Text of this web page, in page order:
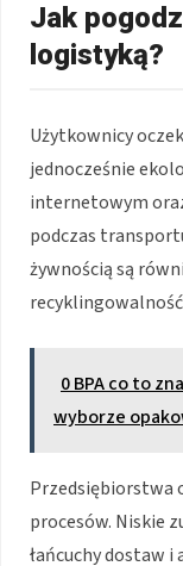
Jak
logistyką?
Użytkownicy
jednocześnie
internetowym
podczas
żywnością są
0 BPA co to
wyborze
Przedsiębiorstwa
procesów. Niskie
łańcuchy dostaw